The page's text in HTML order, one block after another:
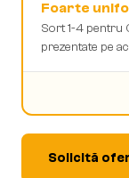
Foarte
Sort 1-4 pentru
prezentate pe
Solicită